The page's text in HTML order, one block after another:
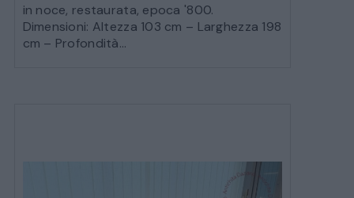
in noce, restaurata, epoca '800.
Dimensioni: Altezza 103 cm – Larghezza 198
cm – Profondità...